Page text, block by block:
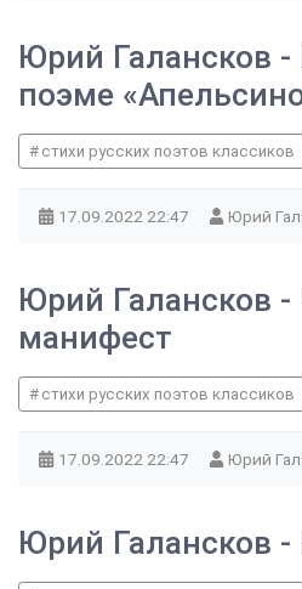
Юрий Галансков -
поэме
стихи русских поэтов классиков
17.09.2022 22:47 Юрий
Юрий Галансков -
манифест
стихи русских поэтов классиков
17.09.2022 22:47 Юрий
Юрий Галансков -